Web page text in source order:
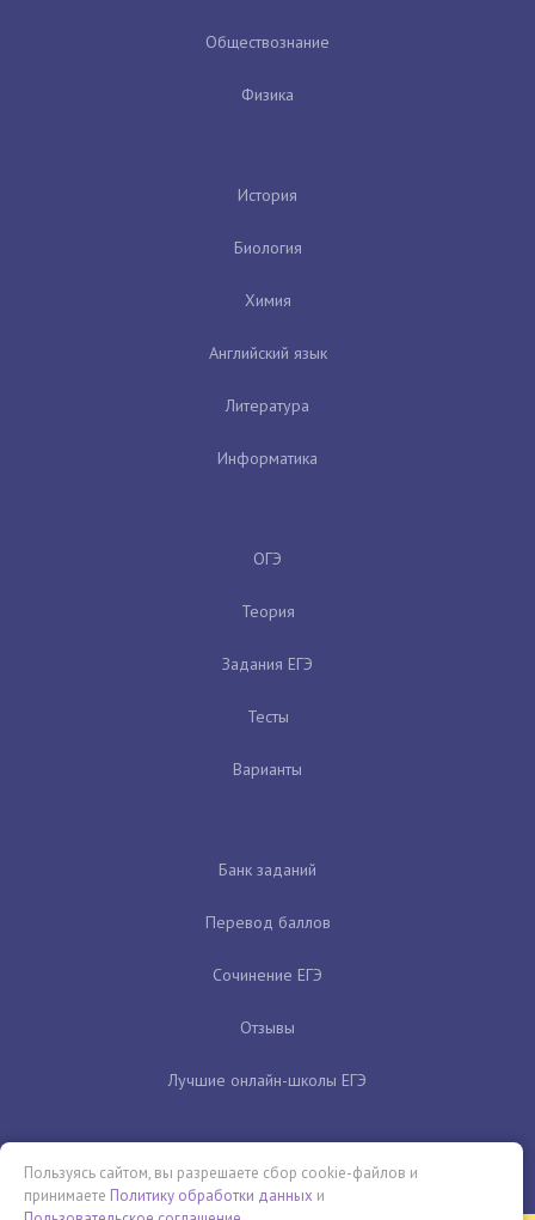
Обществознание
Физика
История
Биология
Химия
Английский язык
Литература
Информатика
ОГЭ
Теория
Задания ЕГЭ
Тесты
Варианты
Банк заданий
Перевод баллов
Сочинение ЕГЭ
Отзывы
Лучшие онлайн-школы ЕГЭ
Пользуясь сайтом, вы разрешаете сбор cookie-файлов и
принимаете Политику обработки данных и